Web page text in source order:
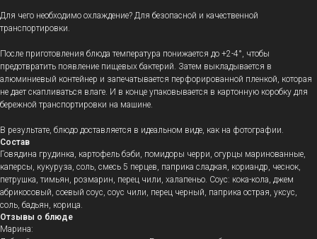
Для чего необходимо охлаждение? Для безопасной и качественной
транспортировки.
После приготовления блюда температура понижается до +2-4°, чтобы
предотвратить появление пищевых бактерий. Затем выкладывается в
алюминиевый контейнер и запечатывается перфорированной пленкой, которая
не дает скапливаться влаге. И в конце упаковывается в картонную коробку для
бережной транспортировки на машине.
В результате, блюдо доставляется в идеальном виде, как на фотографии.
Состав
Говядина грудинка, картофель бэби, помидоры черри, огурцы маринованные,
каперсы, кукуруза, соль, смесь 5 перцев, паприка сладкая, кориандр, чеснок,
петрушка, тимьян, розмарин, перец чили, халапеньо. Соус: кока-кола, джем
абрикосовый, соевый соус, соус чили, перец черный, паприка острая, уксус,
соль, бадьян, корица.
Отзывы о блюде
Марина: